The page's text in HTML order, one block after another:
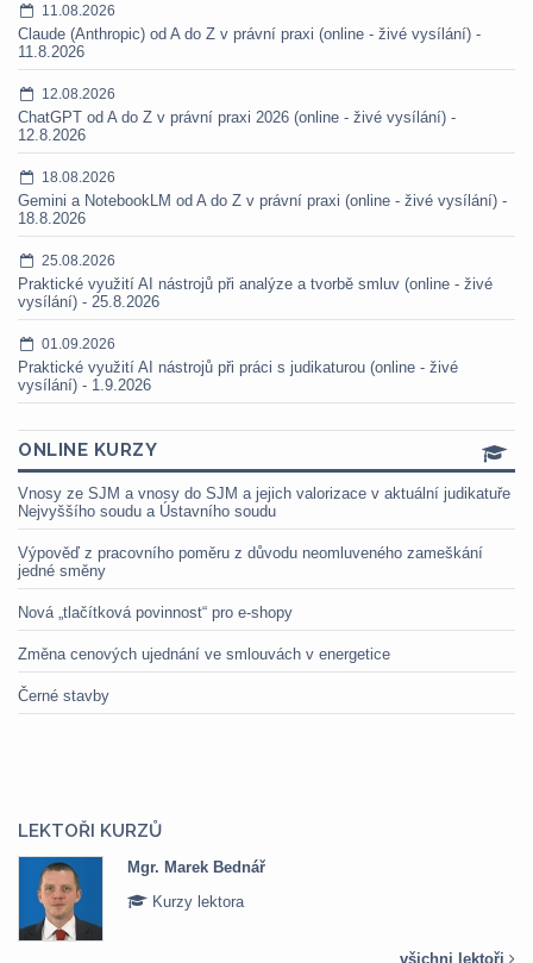
11.08.2026
Claude (Anthropic) od A do Z v právní praxi (online - živé vysílání) -
11.8.2026
12.08.2026
ChatGPT od A do Z v právní praxi 2026 (online - živé vysílání) -
12.8.2026
18.08.2026
Gemini a NotebookLM od A do Z v právní praxi (online - živé vysílání) -
18.8.2026
25.08.2026
Praktické využití AI nástrojů při analýze a tvorbě smluv (online - živé
vysílání) - 25.8.2026
01.09.2026
Praktické využití AI nástrojů při práci s judikaturou (online - živé
vysílání) - 1.9.2026
ONLINE KURZY
Vnosy ze SJM a vnosy do SJM a jejich valorizace v aktuální judikatuře
Nejvyššího soudu a Ústavního soudu
Výpověď z pracovního poměru z důvodu neomluveného zameškání
jedné směny
Nová „tlačítková povinnost“ pro e-shopy
Změna cenových ujednání ve smlouvách v energetice
Černé stavby
LEKTOŘI KURZŮ
Mgr. Marek Bednář
Kurzy lektora
všichni lektoři